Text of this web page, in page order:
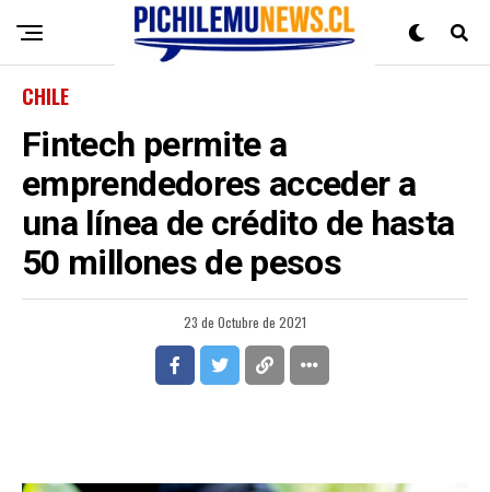
CHILE
Fintech permite a
emprendedores acceder a
una línea de crédito de hasta
50 millones de pesos
23 de Octubre de 2021